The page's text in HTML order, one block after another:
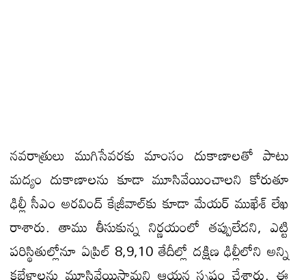
నవరాత్రులు ముగిసేవరకు మాంసం దుకాణాలతో పాటు
మద్యం దుకాణాలను కూడా మూసివేయించాలని కోరుతూ
ఢిల్లీ సీఎం అరవింద్‌ కేజ్రీవాల్‌కు కూడా మేయర్‌ ముఖేశ్‌ లేఖ
రాశారు. తాము తీసుకున్న నిర్ణయంలో తప్పులేదని, ఎట్టి
పరిస్థితుల్లోనూ ఏప్రిల్‌ 8,9,10 తేదీల్లో దక్షిణ ఢిల్లీలోని అన్ని
కబేళాలను మూసివేయిస్తామని ఆయన స్పష్టం చేశారు. ఈ